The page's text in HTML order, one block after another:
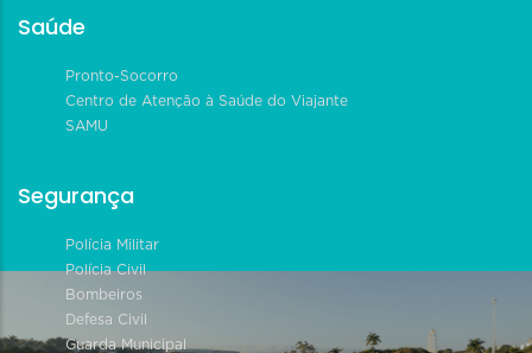
Saúde
Pronto-Socorro
Centro de Atenção à Saúde do Viajante
SAMU
Segurança
Polícia Militar
Polícia Civil
Bombeiros
Defesa Civil
Guarda Municipal